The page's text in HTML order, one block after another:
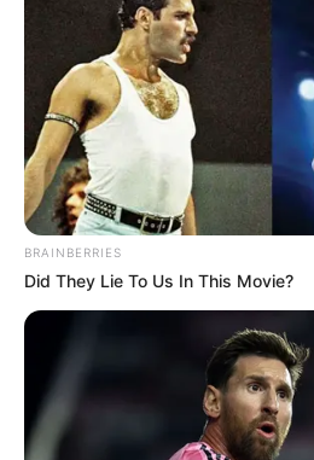
Davina
BRAINBERRIES
Did They Lie To Us In This Movie?